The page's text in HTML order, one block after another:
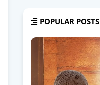
POPULAR POSTS